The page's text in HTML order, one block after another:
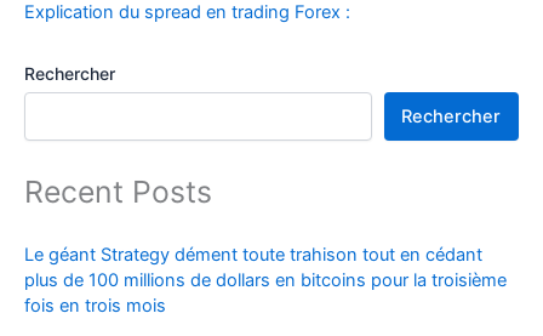
Explication du spread en trading Forex :
Rechercher
Rechercher
Recent Posts
Le géant Strategy dément toute trahison tout en cédant
plus de 100 millions de dollars en bitcoins pour la troisième
fois en trois mois